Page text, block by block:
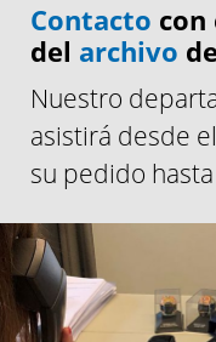
Contacto con
del archivo
Nuestro
asistirá desde
su pedido